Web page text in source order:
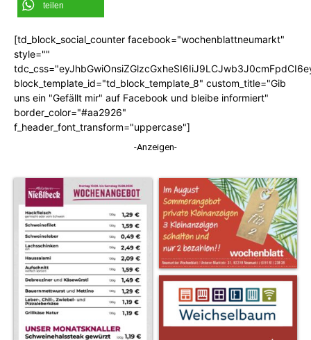
teilen
[td_block_social_counter facebook="wochenblattneumarkt"
style=""
block_template_id="td_block_template_8" custom_title="Gib
uns ein "Gefällt mir" auf Facebook und bleibe informiert"
border_color="#aa2926"
f_header_font_transform="uppercase"]
-Anzeigen-